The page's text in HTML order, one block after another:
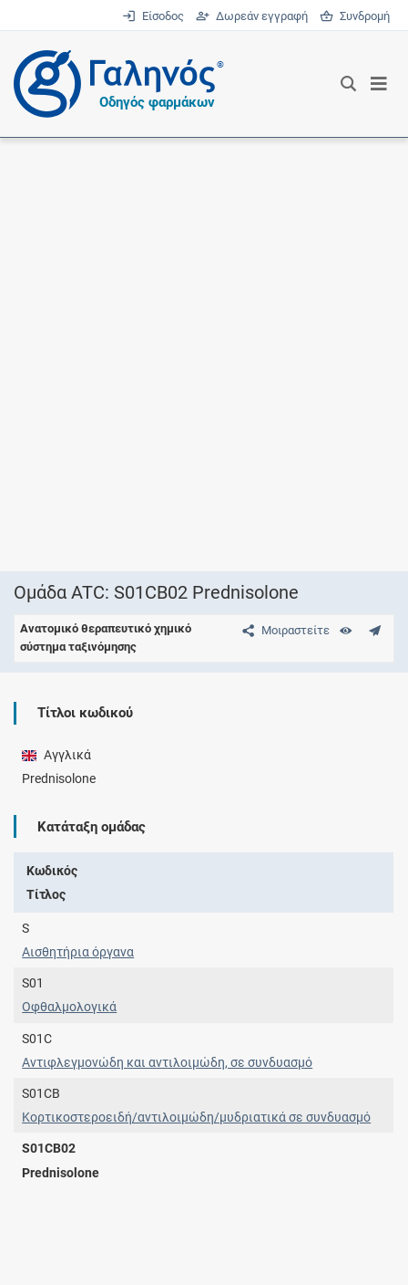
Είσοδος Δωρεάν εγγραφή Συνδρομή
®
Οδηγός φαρμάκων
Ομάδα ATC: S01CB02 Prednisolone
Μοιραστείτε
Ανατομικό θεραπευτικό χημικό
σύστημα ταξινόμησης
Τίτλοι κωδικού
Αγγλικά
Prednisolone
Κατάταξη ομάδας
Κωδικός
Τίτλος
S
Αισθητήρια όργανα
S01
Οφθαλμολογικά
S01C
Αντιφλεγμονώδη και αντιλοιμώδη, σε συνδυασμό
S01CB
Κορτικοστεροειδή/αντιλοιμώδη/μυδριατικά σε συνδυασμό
S01CB02
Prednisolone